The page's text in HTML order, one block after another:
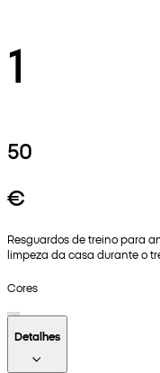
1
50
€
Resguardos de treino para
limpeza da casa durante o
Cores
Detalhes